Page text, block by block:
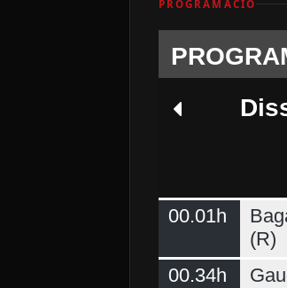
PROGRAMACIÓ
00.01h
(R)
00.34h